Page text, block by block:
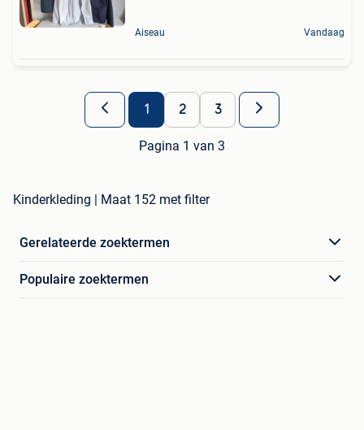
Aiseau Vandaag
1 2 3
Pagina 1 van 3
Kinderkleding | Maat 152 met filter
Gerelateerde zoektermen
Populaire zoektermen